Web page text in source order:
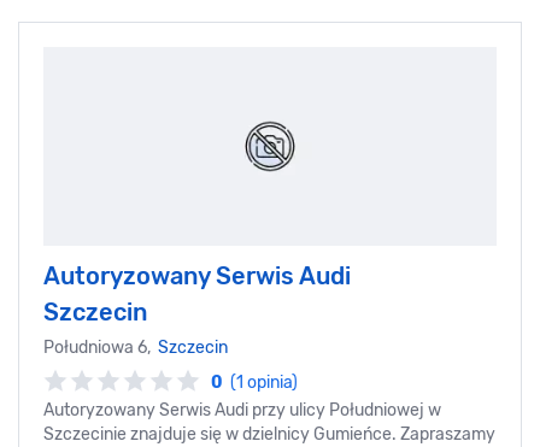
Autoryzowany Serwis Audi
Szczecin
Południowa 6, Szczecin
0 (1 opinia)
Autoryzowany Serwis Audi przy ulicy Południowej w
Szczecinie znajduje się w dzielnicy Gumieńce. Zapraszamy